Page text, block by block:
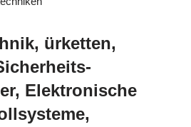
ürketten,
Elektronische